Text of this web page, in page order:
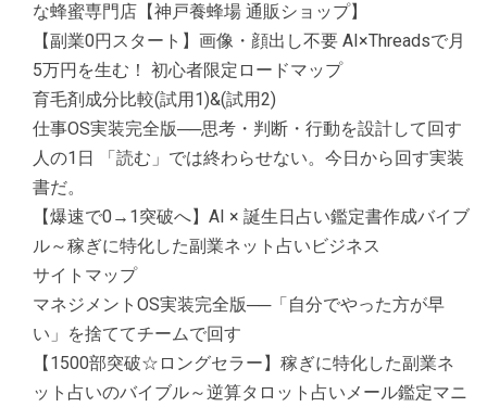
な蜂蜜専門店【神戸養蜂場 通販ショップ】
【副業0円スタート】画像・顔出し不要 AI×Threadsで月
5万円を生む！ 初心者限定ロードマップ
育毛剤成分比較(試用1)&(試用2)
仕事OS実装完全版──思考・判断・行動を設計して回す
人の1日 「読む」では終わらせない。今日から回す実装
書だ。
【爆速で0→1突破へ】AI × 誕生日占い鑑定書作成バイブ
ル～稼ぎに特化した副業ネット占いビジネス
サイトマップ
マネジメントOS実装完全版──「自分でやった方が早
い」を捨ててチームで回す
【1500部突破☆ロングセラー】稼ぎに特化した副業ネ
ット占いのバイブル～逆算タロット占いメール鑑定マニ